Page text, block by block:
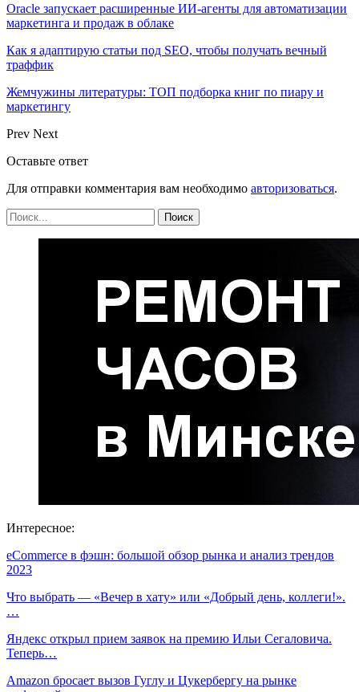
Oracle запускает расширенные ИИ‑агенты для автоматизации
маркетинга и продаж в облаке
Как я адаптирую статьи под SEO, чтобы получать вечный
траффик
Жемчужины литературы: ТОП подборка книг по пиару и
маркетингу
Prev Next
Оставьте ответ
Для отправки комментария вам необходимо авторизоваться.
Интересное:
eCommerce в фэшн: большой обзор рынка и анализ трендов
2023
Что выбрать — «Вечер в хату» или «Добрый день, коллеги!».
…
Яндекс открыл прием заявок на премию Ильи Сегаловича.
Теперь…
Amazon бросает вызов Гуглу и Цукербергу на рынке